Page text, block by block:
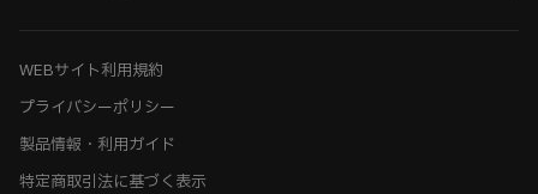
WEBサイト利用規約
プライバシーポリシー
製品情報・利用ガイド
特定商取引法に基づく表示